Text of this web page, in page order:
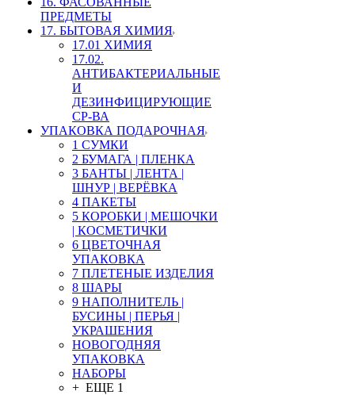
ПРЕДМЕТЫ
17. БЫТОВАЯ ХИМИЯ
17.01 ХИМИЯ
17.02.
АНТИБАКТЕРИАЛЬНЫЕ
И
ДЕЗИНФИЦИРУЮЩИЕ
СР-ВА
УПАКОВКА ПОДАРОЧНАЯ
1 СУМКИ
2 БУМАГА | ПЛЕНКА
3 БАНТЫ | ЛЕНТА |
ШНУР | ВЕРЁВКА
4 ПАКЕТЫ
5 КОРОБКИ | МЕШОЧКИ
| КОСМЕТИЧКИ
6 ЦВЕТОЧНАЯ
УПАКОВКА
7 ПЛЕТЕНЫЕ ИЗДЕЛИЯ
8 ШАРЫ
9 НАПОЛНИТЕЛЬ |
БУСИНЫ | ПЕРЬЯ |
УКРАШЕНИЯ
НОВОГОДНЯЯ
УПАКОВКА
НАБОРЫ
+ ЕЩЕ 1